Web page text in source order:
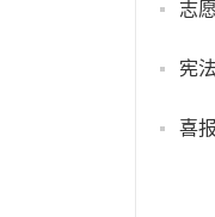
志
宪
喜